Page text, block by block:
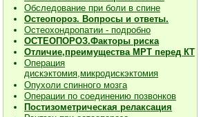
Обследование при боли в спине
Остеопороз. Вопросы и ответы.
Остеохондропатии - подробно
ОСТЕОПОРОЗ.Факторы риска
Отличие,преимущества МРТ перед КТ
Операция
дискэктомия,микродискэктомия
Опухоли спинного мозга
Операции по соединению позвонков
Постизометрическая релаксация